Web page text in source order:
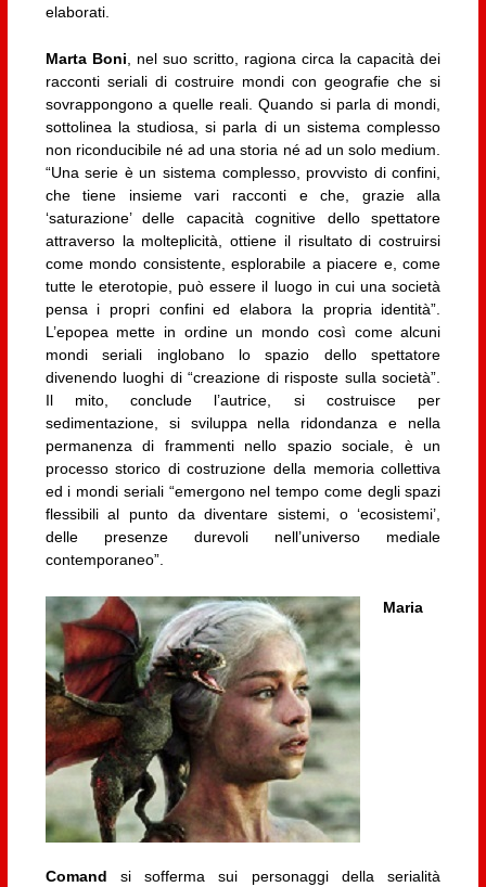
elaborati.
Marta Boni, nel suo scritto, ragiona circa la capacità dei
racconti seriali di costruire mondi con geografie che si
sovrappongono a quelle reali. Quando si parla di mondi,
sottolinea la studiosa, si parla di un sistema complesso
non riconducibile né ad una storia né ad un solo medium.
“Una serie è un sistema complesso, provvisto di confini,
che tiene insieme vari racconti e che, grazie alla
‘saturazione’ delle capacità cognitive dello spettatore
attraverso la molteplicità, ottiene il risultato di costruirsi
come mondo consistente, esplorabile a piacere e, come
tutte le eterotopie, può essere il luogo in cui una società
pensa i propri confini ed elabora la propria identità”.
L’epopea mette in ordine un mondo così come alcuni
mondi seriali inglobano lo spazio dello spettatore
divenendo luoghi di “creazione di risposte sulla società”.
Il mito, conclude l’autrice, si costruisce per
sedimentazione, si sviluppa nella ridondanza e nella
permanenza di frammenti nello spazio sociale, è un
processo storico di costruzione della memoria collettiva
ed i mondi seriali “emergono nel tempo come degli spazi
flessibili al punto da diventare sistemi, o ‘ecosistemi’,
delle presenze durevoli nell’universo mediale
contemporaneo”.
Maria
Comand si sofferma sui personaggi della serialità